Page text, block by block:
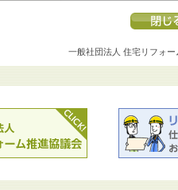
一般社団法人 住宅リフォー